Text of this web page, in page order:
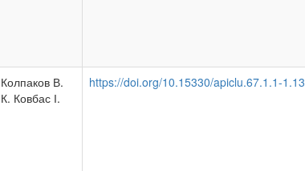
Колпаков В.
К. Ковбас І.
https://doi.org/10.15330/apiclu.67.1.1-1.13